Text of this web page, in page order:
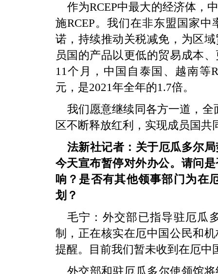
作为RCEP中最大的经济体，
施RCEP。我们在非东盟国家
诺，持续推动关税减免，为区
员国的产品以更低的贸易成本
11个月，中国自泰国、越南等
元，是2021年全年的1.7倍。
我们愿意继续同各方一道，全
区不断释放红利，实现成员国共
法新社记者：关于厄瓜多尔
今天宣布暂停对外办公。请问
响？是否有其他领事部门为在
划？
毛宁：外交部已指导驻厄瓜
制，正在核实在厄中国公民和
提醒。目前我们暂未收到在厄中
外交部和驻厄瓜多尔使领馆